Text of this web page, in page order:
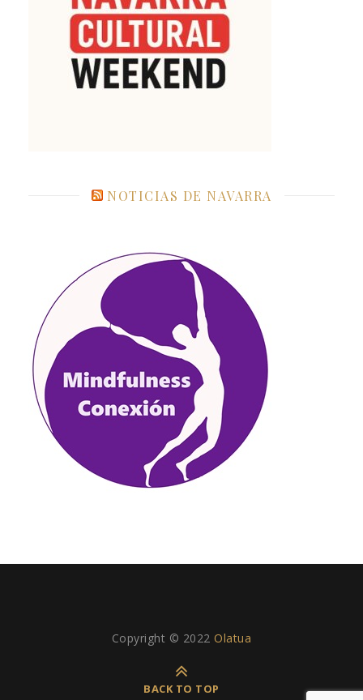
NOTICIAS DE NAVARRA
Copyright © 2022Olatua
BACK TO TOP